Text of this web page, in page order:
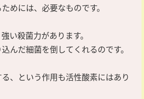
めには、必要なものです。
い殺菌力があります。
んだ細菌を倒してくれるのです。
、という作用も活性酸素にはあり